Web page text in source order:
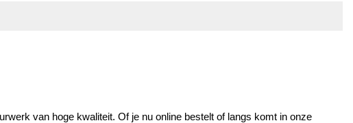
van hoge kwaliteit. Of je nu online bestelt of langs komt in onze